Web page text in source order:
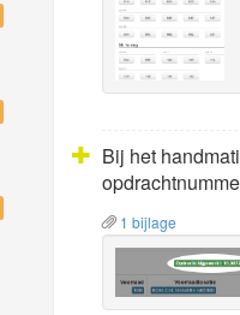
Bij het
1 bijlage